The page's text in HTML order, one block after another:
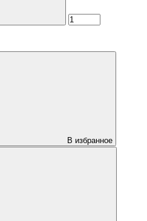
В избранное